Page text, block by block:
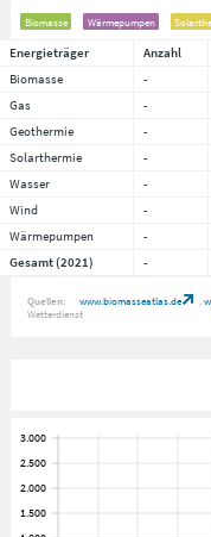
Biomasse Wärmepumpen
Energieträger Anzahl
Biomasse
-
Gas
-
Geothermie
-
Solarthermie
-
Wasser
-
Wind
-
Wärmepumpen
-
Gesamt (2021)
-
Quellen: www.biomasseatlas.de
Wetterdienst